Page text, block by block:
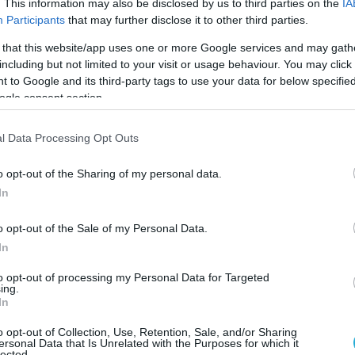
This information may also be disclosed by us to third parties on the
Participants that may further disclose it to other third parties.
that this website/app uses one or more Google services and may
but not limited to your visit or usage behaviour. You may
to Google and its third-party tags to use your data for below
consent section.
Data Processing Opt Outs
opt-out of the Sharing of my personal data.
opt-out of the Sale of my Personal Data.
opt-out of processing my Personal Data for Targeted
opt-out of Collection, Use, Retention, Sale, and/or Sharing
Data that Is Unrelated with the Purposes for which it
έρχονται οι διάλογοι του
που έχουν προσφύγει στη
και κατηγορούν τον
influencer για βιασμό.